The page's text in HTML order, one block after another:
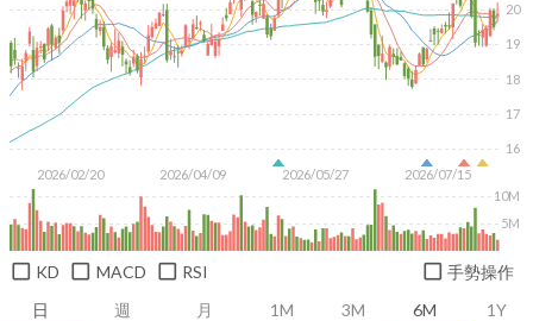
日 週 月 1M 3M 6M 1Y
2026/02/20 2026/04/09 2026/05/27 2026/07/15
16
17
18
19
20
5M
10M
KD MACD RSI 手勢操作